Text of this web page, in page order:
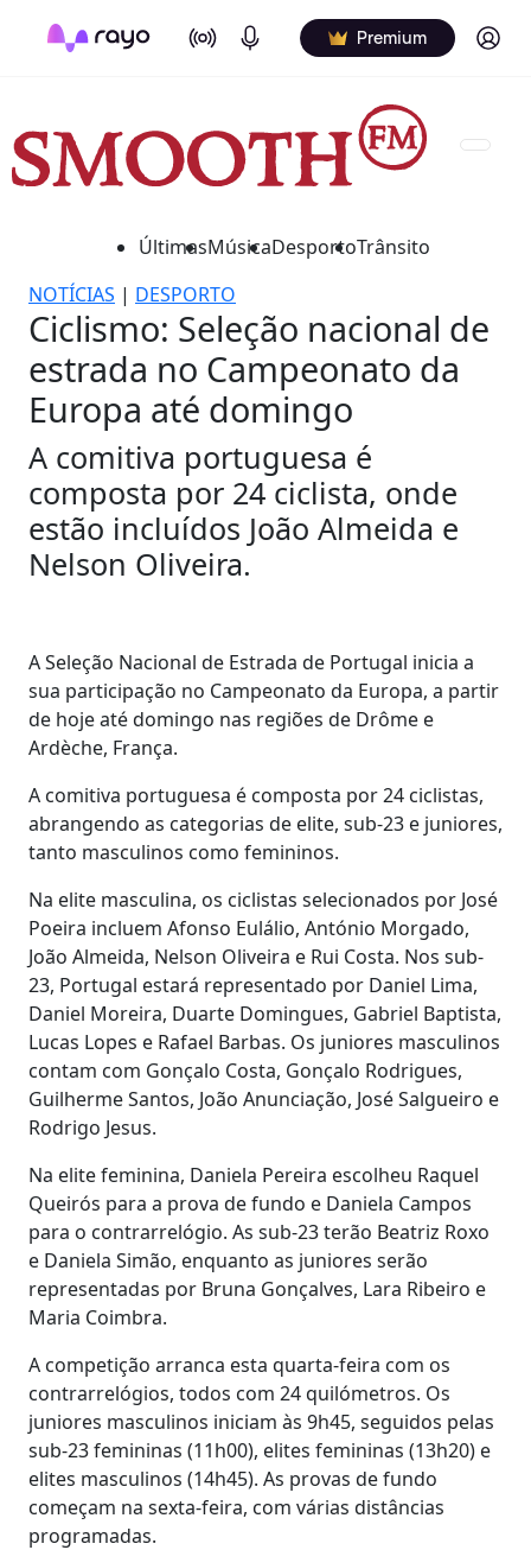
On Air Podcasts Premium Log in
ÚltimasMúsicaDesportoTrânsito
NOTÍCIAS | DESPORTO
Ciclismo: Seleção nacional de
estrada no Campeonato da
Europa até domingo
A comitiva portuguesa é
composta por 24 ciclista, onde
estão incluídos João Almeida e
Nelson Oliveira.
A Seleção Nacional de Estrada de Portugal inicia a
sua participação no Campeonato da Europa, a partir
de hoje até domingo nas regiões de Drôme e
Ardèche, França.
A comitiva portuguesa é composta por 24 ciclistas,
abrangendo as categorias de elite, sub-23 e juniores,
tanto masculinos como femininos.
Na elite masculina, os ciclistas selecionados por José
Poeira incluem Afonso Eulálio, António Morgado,
João Almeida, Nelson Oliveira e Rui Costa. Nos sub-
23, Portugal estará representado por Daniel Lima,
Daniel Moreira, Duarte Domingues, Gabriel Baptista,
Lucas Lopes e Rafael Barbas. Os juniores masculinos
contam com Gonçalo Costa, Gonçalo Rodrigues,
Guilherme Santos, João Anunciação, José Salgueiro e
Rodrigo Jesus.
Na elite feminina, Daniela Pereira escolheu Raquel
Queirós para a prova de fundo e Daniela Campos
para o contrarrelógio. As sub-23 terão Beatriz Roxo
e Daniela Simão, enquanto as juniores serão
representadas por Bruna Gonçalves, Lara Ribeiro e
Maria Coimbra.
A competição arranca esta quarta-feira com os
contrarrelógios, todos com 24 quilómetros. Os
juniores masculinos iniciam às 9h45, seguidos pelas
sub-23 femininas (11h00), elites femininas (13h20) e
elites masculinos (14h45). As provas de fundo
começam na sexta-feira, com várias distâncias
programadas.